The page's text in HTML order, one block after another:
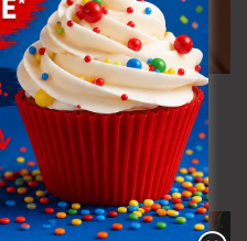
Podstava
3,80€ uključ. PDV po metru
TRAJNO NISKA CIJENA!